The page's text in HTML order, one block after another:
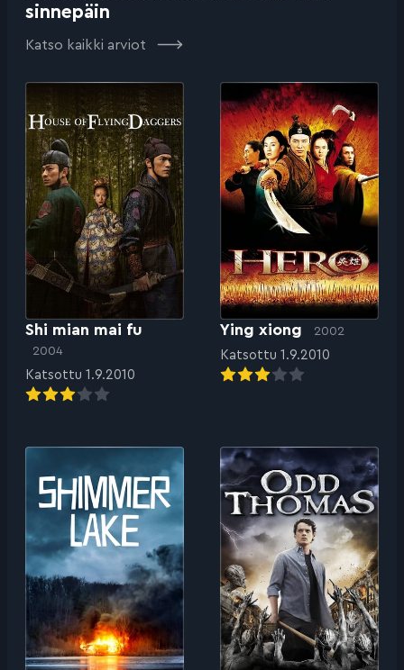
sinnepäin
Katso kaikki arviot
Shi mian mai fu
2004
Katsottu 1.9.2010
Ying xiong 2002
Katsottu 1.9.2010